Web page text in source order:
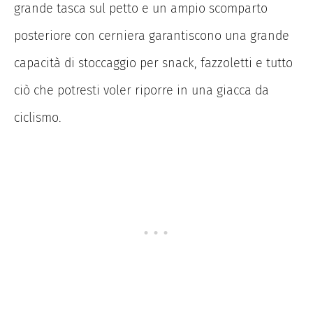
grande tasca sul petto e un ampio scomparto
posteriore con cerniera garantiscono una grande
capacità di stoccaggio per snack, fazzoletti e tutto
ciò che potresti voler riporre in una giacca da
ciclismo.